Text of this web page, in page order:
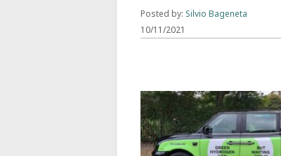
Posted by: Silvio Bageneta
10/11/2021